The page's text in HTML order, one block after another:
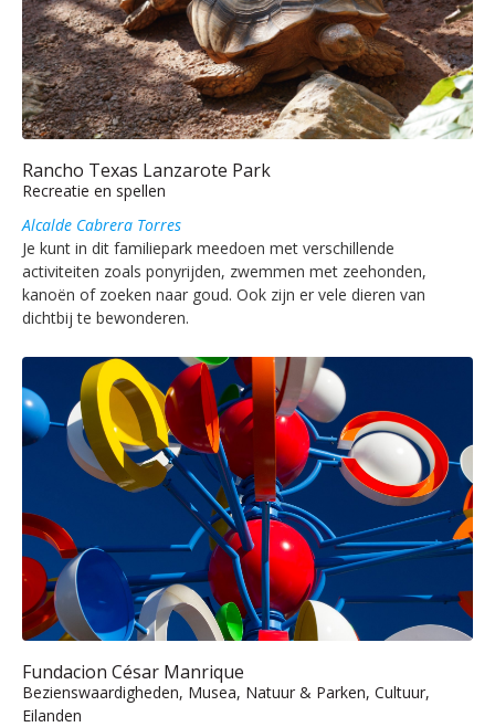
Rancho Texas Lanzarote Park
Recreatie en spellen
Alcalde Cabrera Torres
Je kunt in dit familiepark meedoen met verschillende
activiteiten zoals ponyrijden, zwemmen met zeehonden,
kanoën of zoeken naar goud. Ook zijn er vele dieren van
dichtbij te bewonderen.
Fundacion César Manrique
Bezienswaardigheden, Musea, Natuur & Parken, Cultuur,
Eilanden